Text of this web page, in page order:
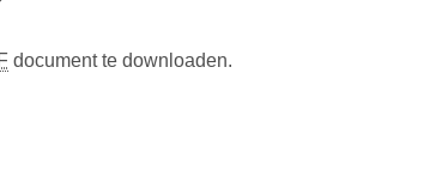
document te downloaden.